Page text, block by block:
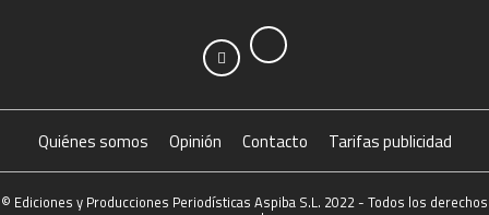
Quiénes somos Opinión Contacto Tarifas publicidad
© Ediciones y Producciones Periodísticas Aspiba S.L. 2022 - Todos los derechos